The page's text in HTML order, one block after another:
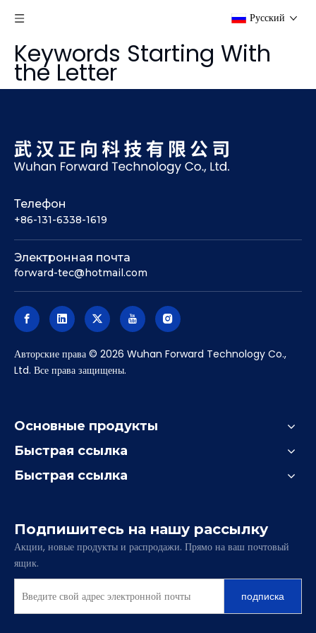
Pусский
Keywords Starting With
the Letter
Телефон
+86-131-6338-1619
Электронная почта
forward-tec@hotmail.com
Авторские права © 2026 Wuhan Forward Technology Co.,
Ltd. Все права защищены.
Основные продукты
Быстрая ссылка
Быстрая ссылка
Подпишитесь на нашу рассылку
Акции, новые продукты и распродажи. Прямо на ваш почтовый
ящик.
подписка